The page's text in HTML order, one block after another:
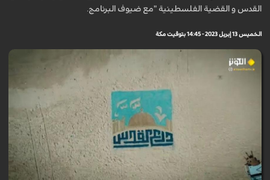
القدس و القضیة الفلسطینیة "مع ضيوف البرنامج.
الخميس 13 إبريل 2023 - 14:45 بتوقيت مكة